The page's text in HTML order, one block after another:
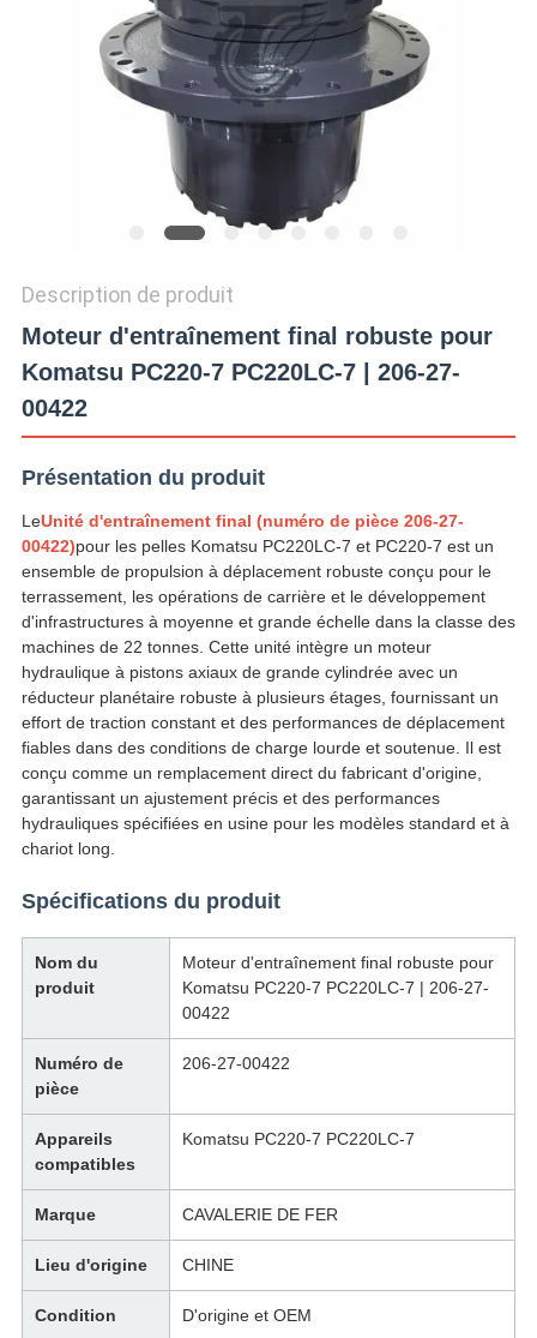
SOUMISSION
SITEMAP
Description de produit
Moteur d'entraînement final robuste pour
Komatsu PC220-7 PC220LC-7 | 206-27-
00422
Présentation du produit
LeUnité d'entraînement final (numéro de pièce 206-27-
00422)pour les pelles Komatsu PC220LC-7 et PC220-7 est un
ensemble de propulsion à déplacement robuste conçu pour le
terrassement, les opérations de carrière et le développement
d'infrastructures à moyenne et grande échelle dans la classe des
machines de 22 tonnes. Cette unité intègre un moteur
hydraulique à pistons axiaux de grande cylindrée avec un
réducteur planétaire robuste à plusieurs étages, fournissant un
effort de traction constant et des performances de déplacement
fiables dans des conditions de charge lourde et soutenue. Il est
conçu comme un remplacement direct du fabricant d'origine,
garantissant un ajustement précis et des performances
hydrauliques spécifiées en usine pour les modèles standard et à
chariot long.
Spécifications du produit
Nom du
produit
Moteur d'entraînement final robuste pour
Komatsu PC220-7 PC220LC-7 | 206-27-
00422
Numéro de
pièce
206-27-00422
Appareils
compatibles
Komatsu PC220-7 PC220LC-7
Marque CAVALERIE DE FER
Lieu d'origine CHINE
Condition D'origine et OEM